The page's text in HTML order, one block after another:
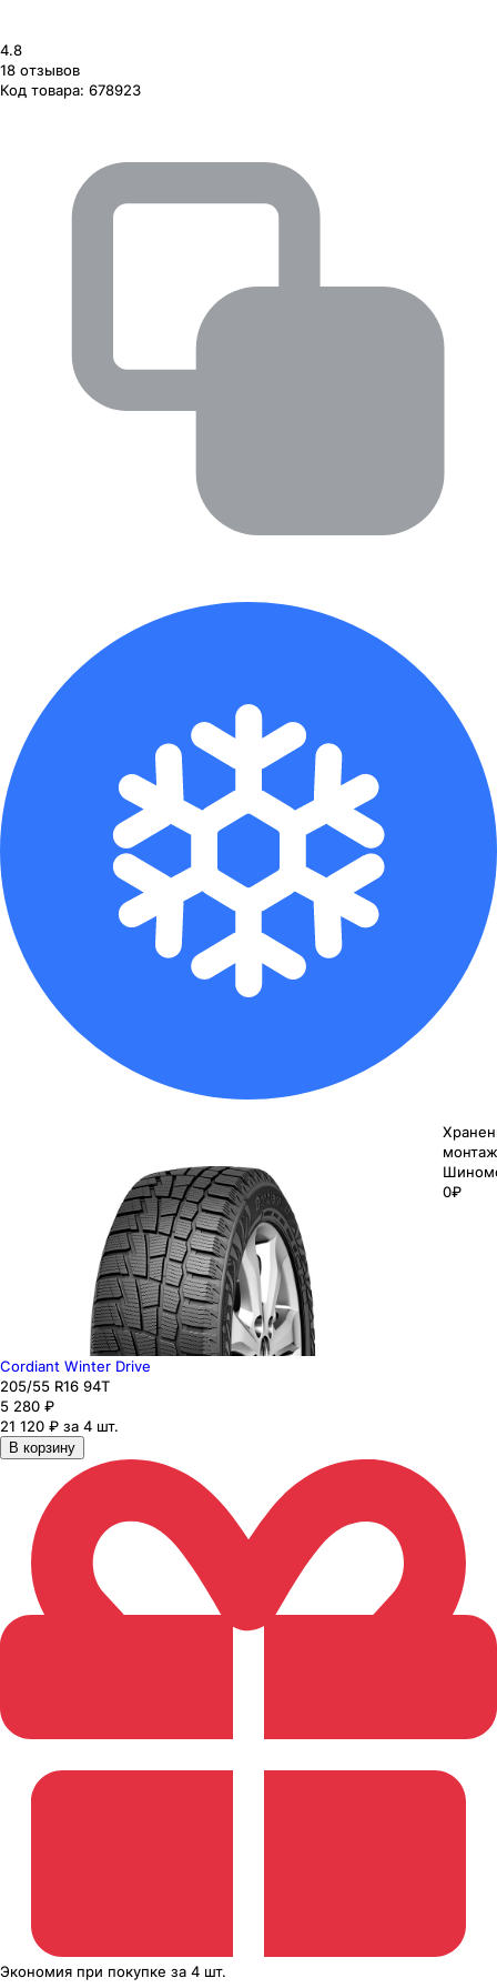
4.8
18 отзывов
Код товара: 678923
0₽
Cordiant Winter Drive
205/55 R16 94T
5 280 ₽
21 120 ₽ за 4 шт.
В корзину
Экономия при покупке за 4 шт.